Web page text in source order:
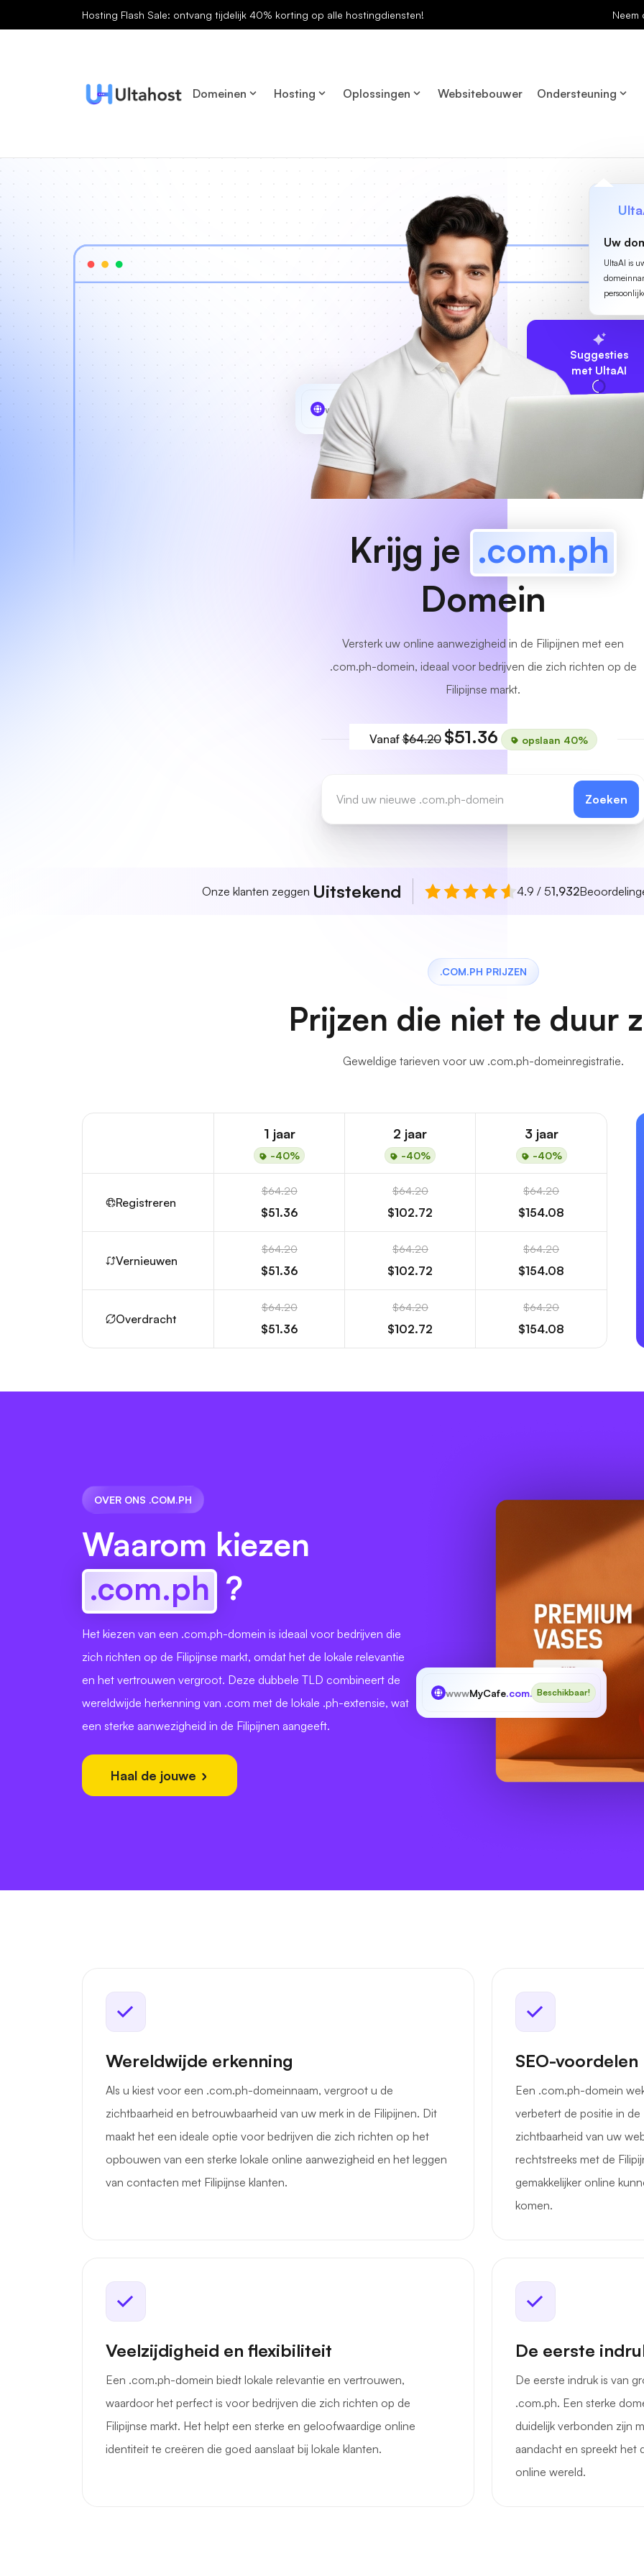
Hosting Flash Sale: ontvang tijdelijk 40% korting op alle hostingdiensten!
Domeinen Hosting Oplossingen Websitebouwer Ondersteuning
Uw
UltaAI is
Suggesties
met UltaAI
www MyCafe
Krijg je .com.ph
Domein
Versterk uw online aanwezigheid in de Filipijnen met een
.com.ph-domein, ideaal voor bedrijven die zich richten op de
Filipijnse markt.
Vanaf$64.20 $51.36 opslaan 40%
Zoeken
Onze klanten zeggen Uitstekend 4.9 / 51,932
.COM.PH PRIJZEN
Prijzen die niet te duur
Geweldige tarieven voor uw .com.ph-domeinregistratie.
1 jaar
-40%
2 jaar
-40%
3 jaar
-40%
Registreren
$64.20
$51.36
$64.20
$102.72
$64.20
$154.08
Vernieuwen
$64.20
$51.36
$64.20
$102.72
$64.20
$154.08
Overdracht
$64.20
$51.36
$64.20
$102.72
$64.20
$154.08
OVER ONS .COM.PH
Waarom kiezen
.com.ph ?
Het kiezen van een .com.ph-domein is ideaal voor bedrijven die
zich richten op de Filipijnse markt, omdat het de lokale relevantie
en het vertrouwen vergroot. Deze dubbele TLD combineert de
wereldwijde herkenning van .com met de lokale .ph-extensie, wat
een sterke aanwezigheid in de Filipijnen aangeeft.
Haal de jouwe
wwwMyCafe.com.phBeschikbaar!
Wereldwijde erkenning
Als u kiest voor een .com.ph-domeinnaam, vergroot u de
zichtbaarheid en betrouwbaarheid van uw merk in de Filipijnen. Dit
maakt het een ideale optie voor bedrijven die zich richten op het
opbouwen van een sterke lokale online aanwezigheid en het leggen
van contacten met Filipijnse klanten.
SEO-voordelen
Een .com.ph-domein
verbetert de positie in
zichtbaarheid van uw
rechtstreeks met de
gemakkelijker online
komen.
Veelzijdigheid en flexibiliteit
Een .com.ph-domein biedt lokale relevantie en vertrouwen,
waardoor het perfect is voor bedrijven die zich richten op de
Filipijnse markt. Het helpt een sterke en geloofwaardige online
identiteit te creëren die goed aanslaat bij lokale klanten.
De eerste
De eerste indruk is van
.com.ph. Een sterke
duidelijk verbonden zijn
aandacht en spreekt het
online wereld.